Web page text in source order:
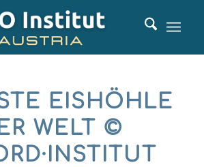
EISHÖHLE D
WELT © R
Ö